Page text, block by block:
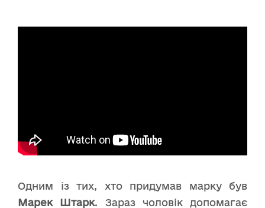
Одним із тих, хто придумав марку був
Марек Штарк. Зараз чоловік допомагає